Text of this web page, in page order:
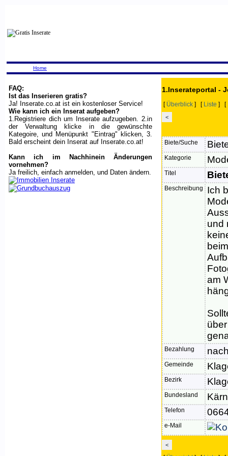
Home
FAQ:
Ist das Inserieren gratis?
Ja! Inserate.co.at ist ein kostenloser Service!
Wie kann ich ein Inserat aufgeben?
1.Registriere dich um Inserate aufzugeben. 2.in
der Verwaltung klicke in die gewünschte
Kategoire, und Menüpunkt "Eintrag" klicken, 3.
Bald erscheint dein Inserat auf Inserate.co.at!
Kann ich im Nachhinein Änderungen
vornehmen?
Ja freilich, einfach anmelden, und Daten ändern.
1.Inserateportal -
[ Überblick ] [ Liste ] [
<
Biete/Suche
Kategorie
Titel
Beschreibung
Ich
und
am
Bezahlung
Gemeinde
Bezirk
Bundesland
Telefon
e-Mail
<